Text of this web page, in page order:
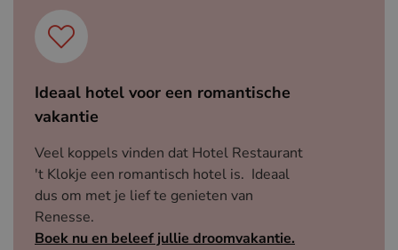
Ideaal hotel voor een romantische
vakantie
Veel koppels vinden dat Hotel Restaurant
't Klokje een romantisch hotel is. Ideaal
dus om met je lief te genieten van
Renesse.
Boek nu en beleef jullie droomvakantie.